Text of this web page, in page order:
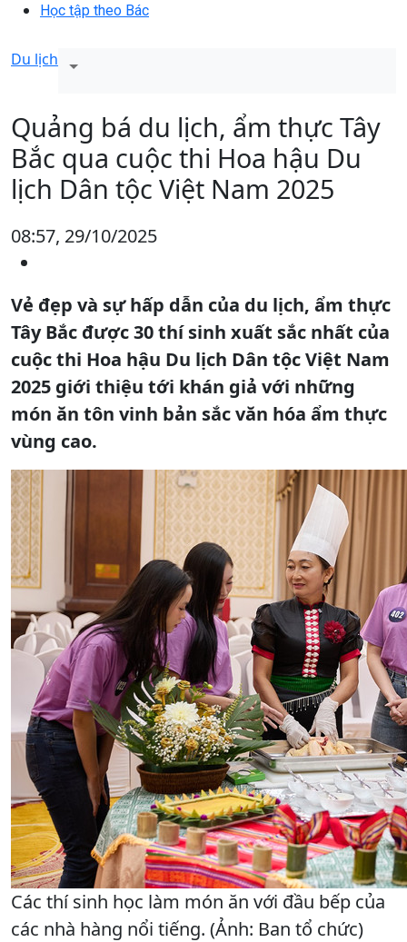
Học tập theo Bác
Du lịch
Quảng bá du lịch, ẩm thực Tây
Bắc qua cuộc thi Hoa hậu Du
lịch Dân tộc Việt Nam 2025
08:57, 29/10/2025
Vẻ đẹp và sự hấp dẫn của du lịch, ẩm thực
Tây Bắc được 30 thí sinh xuất sắc nhất của
cuộc thi Hoa hậu Du lịch Dân tộc Việt Nam
2025 giới thiệu tới khán giả với những
món ăn tôn vinh bản sắc văn hóa ẩm thực
vùng cao.
Các thí sinh học làm món ăn với đầu bếp của
các nhà hàng nổi tiếng. (Ảnh: Ban tổ chức)